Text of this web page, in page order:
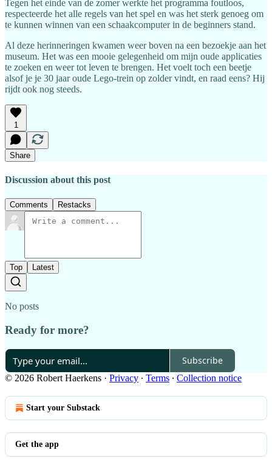
Tegen het einde van de zomer werkte het programma foutloos,
respecteerde het alle regels van het spel en was het sterk genoeg om
te kunnen winnen van een schaakcomputer in de beginners stand.
Al deze herinneringen kwamen weer boven na een bezoekje aan het
museum. Het was een mooie gelegenheid om mijn oude applicaties
te zoeken en weer tot leven te brengen. Het voelt toch een beetje
alsof je je 30 jaar oude Lego-trein op zolder vindt, en raad eens? Hij
rijdt ook nog steeds.
1
Share
Discussion about this post
Comments Restacks
Top Latest
No posts
Ready for more?
Subscribe
© 2026 Robert Haerkens · Privacy ∙ Terms ∙ Collection notice
Start your Substack
Get the app